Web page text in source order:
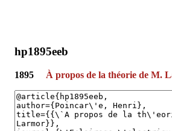
hp1895eeb
1895 À propos de la théorie de M.